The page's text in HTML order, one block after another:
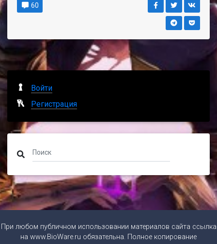
60
Войти
Регистрация
При любом публичном использовании материалов сайта ссылка
на www.BioWare.ru обязательна. Полное копирование